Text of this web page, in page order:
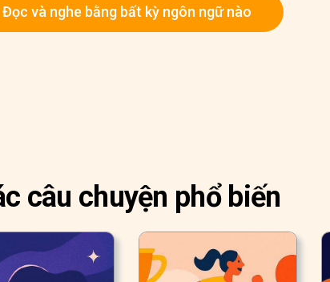
Đọc và nghe bằng bất kỳ ngôn ngữ nào
câu chuyện phổ biến